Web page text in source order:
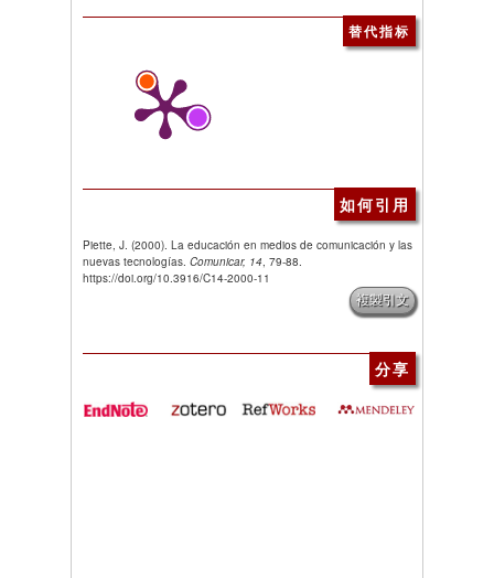
替代指标
如何引用
Piette, J. (2000). La educación en medios de comunicación y las
nuevas tecnologías. Comunicar, 14, 79-88.
https://doi.org/10.3916/C14-2000-11
複製引文
分享